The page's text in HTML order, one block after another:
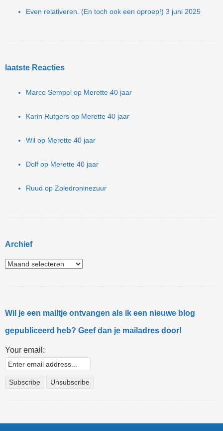
Even relativeren. (En toch ook een oproep!) 3 juni 2025
laatste Reacties
Marco Sempel op Merette 40 jaar
Karin Rutgers op Merette 40 jaar
Wil op Merette 40 jaar
Dolf op Merette 40 jaar
Ruud op Zoledroninezuur
Archief
Wil je een mailtje ontvangen als ik een nieuwe blog
gepubliceerd heb? Geef dan je mailadres door!
Your email: